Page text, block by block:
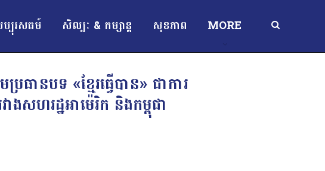
បុរសធម៍ សិល្បៈ & កម្សាន្ត សុខភាព MORE
ធានបទ «ខ្មែរធ្វើបាន» ជាការ
ងសហរដ្ឋអាម៉េរិក និងកម្ពុជា